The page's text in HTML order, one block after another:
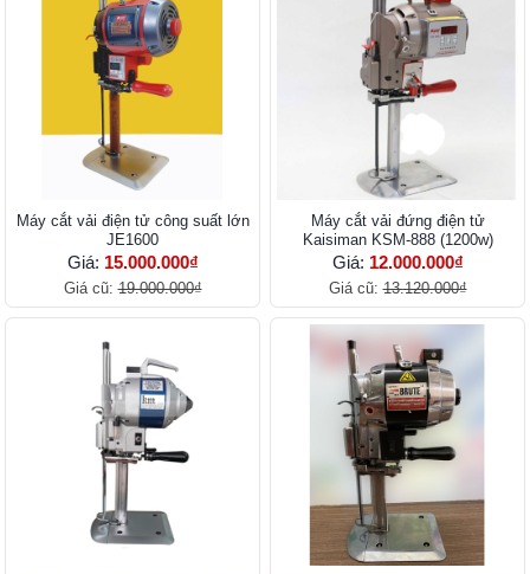
Máy cắt vải điện tử công suất lớn
JE1600
Giá: 15.000.000₫
Giá cũ:19.000.000₫
Máy cắt vải đứng điện tử
Kaisiman KSM-888 (1200w)
Giá: 12.000.000₫
Giá cũ:13.120.000₫